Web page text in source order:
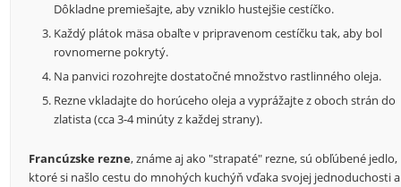
Dôkladne premiešajte, aby vzniklo hustejšie cestíčko.
Každý plátok mäsa obaľte v pripravenom cestíčku tak, aby bol
rovnomerne pokrytý.
Na panvici rozohrejte dostatočné množstvo rastlinného oleja.
Rezne vkladajte do horúceho oleja a vyprážajte z oboch strán do
zlatista (cca 3-4 minúty z každej strany).
Francúzske rezne, známe aj ako "strapaté" rezne, sú obľúbené jedlo,
ktoré si našlo cestu do mnohých kuchýň vďaka svojej jednoduchosti a